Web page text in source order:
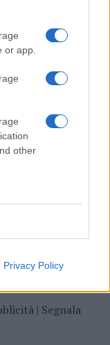
or app.
other
Privacy Policy
| Segnala